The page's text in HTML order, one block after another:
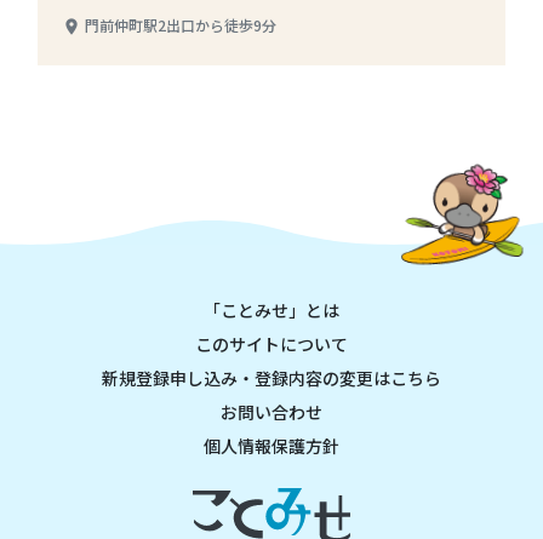
place 門前仲町駅2出口から徒歩9分
「ことみせ」とは
このサイトについて
新規登録申し込み・登録内容の変更はこちら
お問い合わせ
個人情報保護方針